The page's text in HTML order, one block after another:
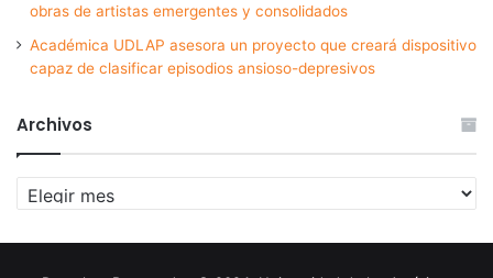
obras de artistas emergentes y consolidados
Académica UDLAP asesora un proyecto que creará dispositivo
capaz de clasificar episodios ansioso-depresivos
Archivos
Archivos